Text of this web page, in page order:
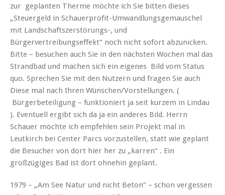
zur geplanten Therme möchte ich Sie bitten dieses
„Steuergeld in Schauerprofit-Umwandlungsgemauschel
mit Landschaftszerstörungs-, und
Bürgervertreibungseffekt“ noch nicht sofort abzunicken.
Bitte – besuchen auch Sie in den nächsten Wochen mal das
Strandbad und machen sich ein eigenes Bild vom Status
quo. Sprechen Sie mit den Nutzern und fragen Sie auch
Diese mal nach Ihren Wünschen/Vorstellungen. (
Bürgerbeteiligung – funktioniert ja seit kurzem in Lindau
). Eventuell ergibt sich da ja ein anderes Bild. Herrn
Schauer möchte ich empfehlen sein Projekt mal in
Leutkirch bei Center Parcs vorzustellen, statt wie geplant
die Besucher von dort hier her zu „karren“ . Ein
großzügiges Bad ist dort ohnehin geplant.
1979 – „Am See Natur und nicht Beton“ – schon vergessen